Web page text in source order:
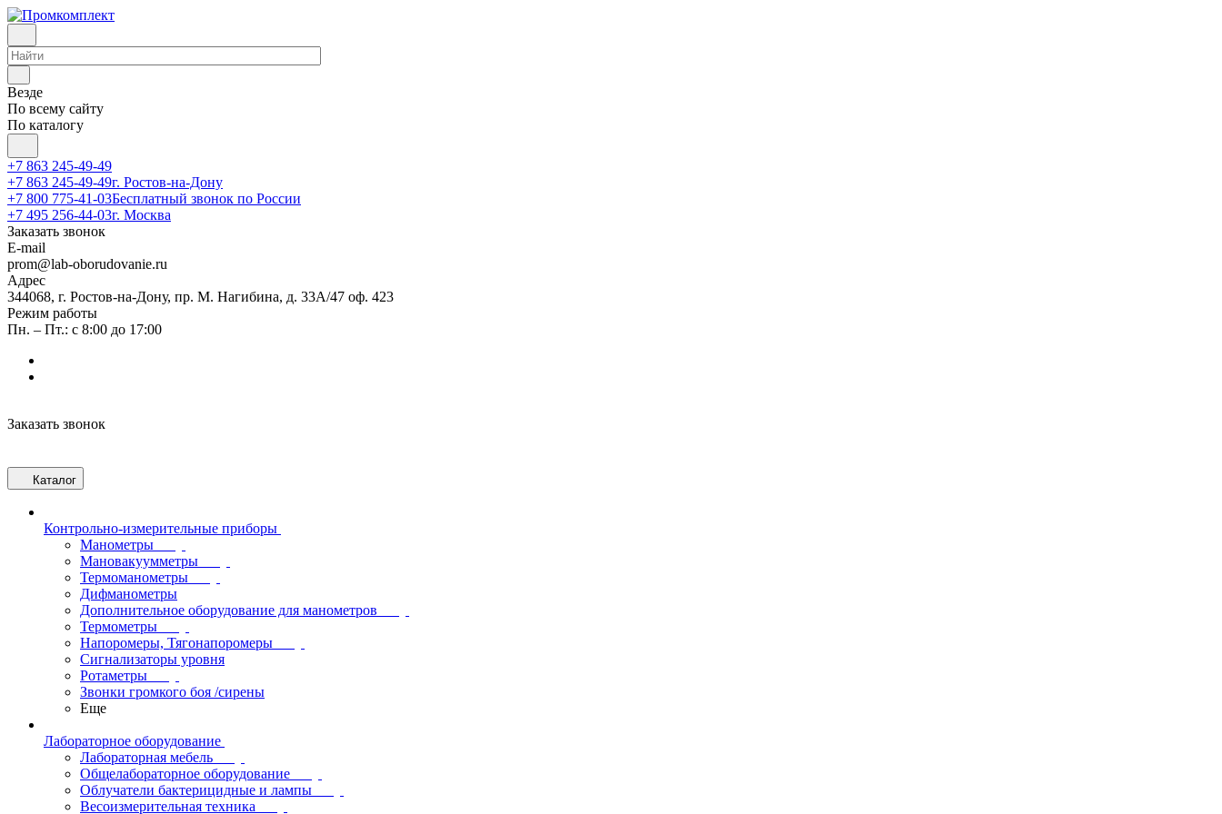
Везде
По всему сайту
По каталогу
+7 863 245-49-49
+7 863 245-49-49г. Ростов-на-Дону
+7 800 775-41-03Бесплатный звонок по России
+7 495 256-44-03г. Москва
Заказать звонок
E-mail
prom@lab-oborudovanie.ru
Адрес
344068, г. Ростов-на-Дону, пр. М. Нагибина, д. 33А/47 оф. 423
Режим работы
Пн. – Пт.: с 8:00 до 17:00
Заказать звонок
Каталог
Контрольно-измерительные приборы
Манометры
Мановакуумметры
Термоманометры
Дифманометры
Дополнительное оборудование для манометров
Термометры
Напоромеры, Тягонапоромеры
Сигнализаторы уровня
Ротаметры
Звонки громкого боя /сирены
Еще
Лабораторное оборудование
Лабораторная мебель
Общелабораторное оборудование
Облучатели бактерицидные и лампы
Весоизмерительная техника